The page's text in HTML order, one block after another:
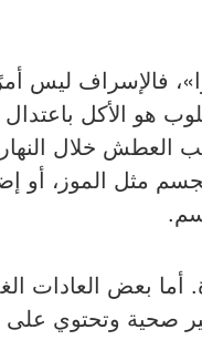
فالإسراف ليس
هو الأكل
خلال
مثل الموز، أو
أما بعض العادات
صحية وتحتوي